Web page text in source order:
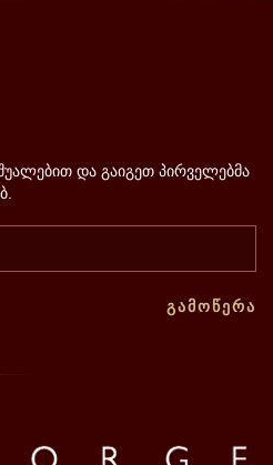
და გაიგეთ პირველებმა
ᲒᲐᲛᲝᲬᲔᲠᲐ